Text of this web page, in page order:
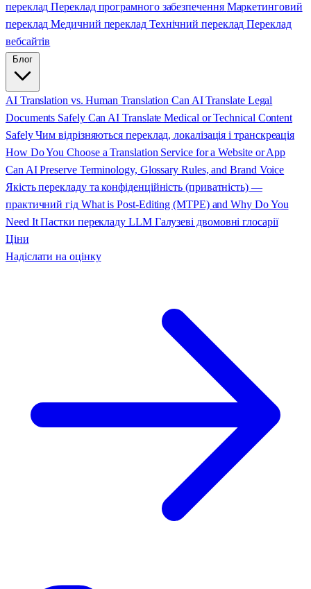
переклад Переклад програмного забезпечення Маркетинговий
переклад Медичний переклад Технічний переклад Переклад
вебсайтів
AI Translation vs. Human Translation Can AI Translate Legal
Documents Safely Can AI Translate Medical or Technical Content
Safely Чим відрізняються переклад, локалізація і транскреація
How Do You Choose a Translation Service for a Website or App
Can AI Preserve Terminology, Glossary Rules, and Brand Voice
Якість перекладу та конфіденційність (приватність) —
практичний гід What is Post-Editing (MTPE) and Why Do You
Need It Пастки перекладу LLM Галузеві двомовні глосарії
Ціни
Надіслати на оцінку